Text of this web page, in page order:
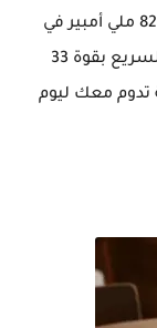
كما زودت التابلت ببطارية ضخمة بسعة 8280 ملي أمبير في
الساعة، و المميز انها جاءت داعمة للشحن السريع بقوة 33
تدوم معك ليوم